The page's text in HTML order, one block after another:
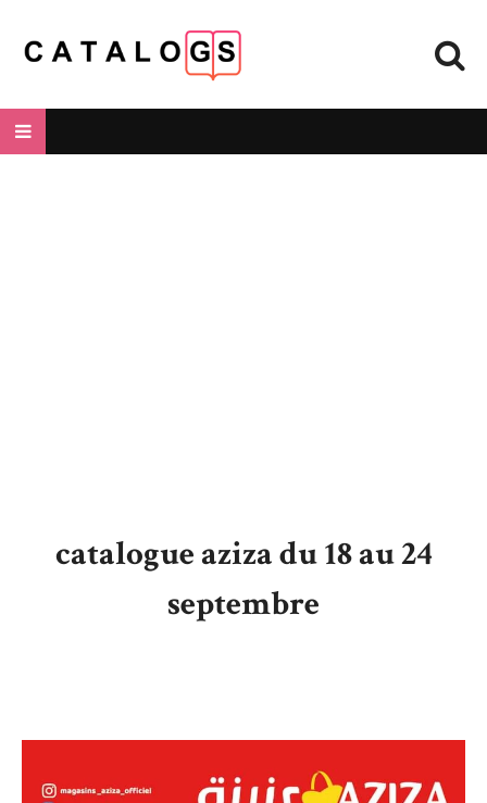
catalogue aziza du 18 au 24
septembre